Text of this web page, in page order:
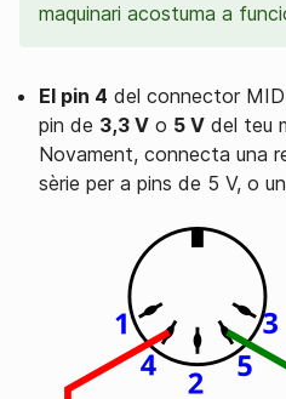
maquinari acostuma a
El pin 4 del connector
pin de 3,3 V o 5 V del teu
Novament, connecta una
sèrie per a pins de 5 V, o